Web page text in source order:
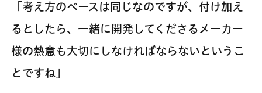
「考え方のベースは同じなのですが、付け加え
るとしたら、一緒に開発してくださるメーカー
様の熱意も大切にしなければならないというこ
とですね」